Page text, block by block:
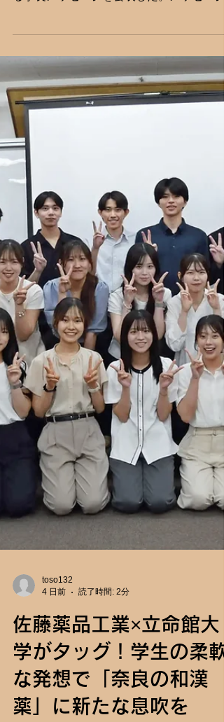
28日に発生した「令和8年熊本地震」に関
る学長メッセージを公表した。メッセージ
冒頭で小川氏は、地震により尊い命を失っ
人々へ深い哀悼の意を表すとともに、被災
た方々やその家族、関係者に向けて心より
お見舞いを申し上げた。
toso132
4 日前
読了時間: 2分